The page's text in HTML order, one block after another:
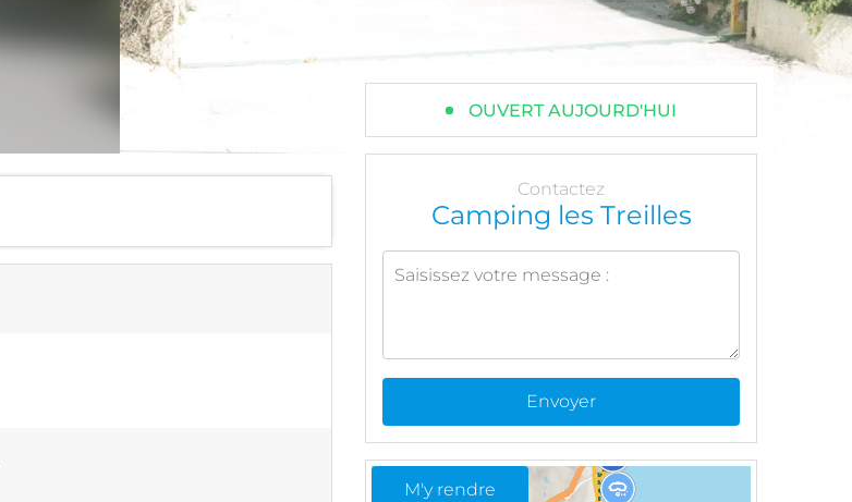
OUVERT AUJOURD'HUI
Contactez
Camping les Treilles
Envoyer
M'y rendre